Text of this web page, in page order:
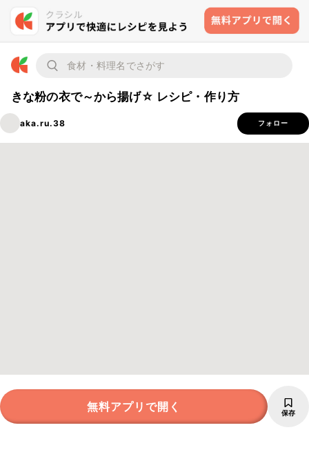
きな粉の衣で～から揚げ☆ レシピ・作り方
aka.ru.38 フォロー
無料アプリで開く 保存